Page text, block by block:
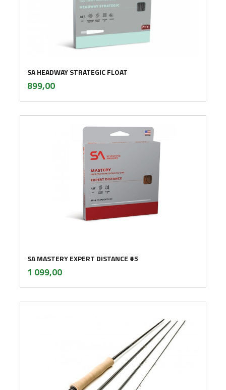
SA HEADWAY STRATEGIC FLOAT
Pris
899,00mva.
SA MASTERY EXPERT DISTANCE #5
Pris
1 099,00mva.